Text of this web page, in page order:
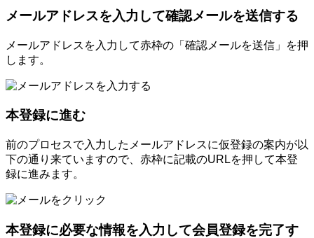
メールアドレスを入力して確認メールを送信する
メールアドレスを入力して赤枠の「確認メールを送信」を押
します。
本登録に進む
前のプロセスで入力したメールアドレスに仮登録の案内が以
下の通り来ていますので、赤枠に記載のURLを押して本登
録に進みます。
本登録に必要な情報を入力して会員登録を完了す